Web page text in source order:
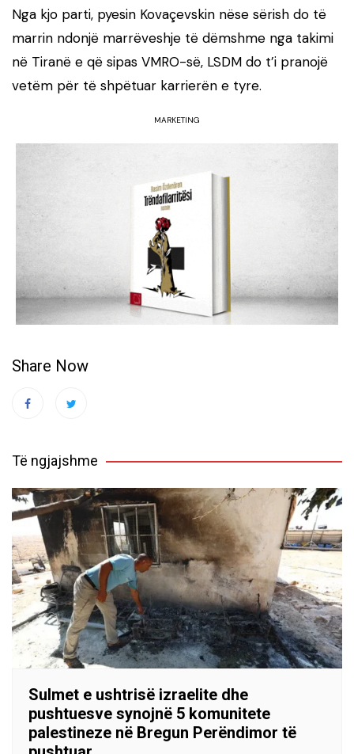
Nga kjo parti, pyesin Kovaçevskin nëse sërish do të
marrin ndonjë marrëveshje të dëmshme nga takimi
në Tiranë e që sipas VMRO-së, LSDM do t’i pranojë
vetëm për të shpëtuar karrierën e tyre.
MARKETING
Share Now
Të ngjajshme
Sulmet e ushtrisë izraelite dhe
pushtuesve synojnë 5 komunitete
palestineze në Bregun Perëndimor të